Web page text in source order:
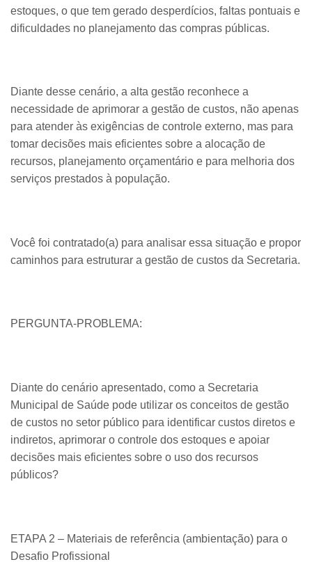
estoques, o que tem gerado desperdícios, faltas pontuais e
dificuldades no planejamento das compras públicas.
Diante desse cenário, a alta gestão reconhece a
necessidade de aprimorar a gestão de custos, não apenas
para atender às exigências de controle externo, mas para
tomar decisões mais eficientes sobre a alocação de
recursos, planejamento orçamentário e para melhoria dos
serviços prestados à população.
Você foi contratado(a) para analisar essa situação e propor
caminhos para estruturar a gestão de custos da Secretaria.
PERGUNTA-PROBLEMA:
Diante do cenário apresentado, como a Secretaria
Municipal de Saúde pode utilizar os conceitos de gestão
de custos no setor público para identificar custos diretos e
indiretos, aprimorar o controle dos estoques e apoiar
decisões mais eficientes sobre o uso dos recursos
públicos?
ETAPA 2 – Materiais de referência (ambientação) para o
Desafio Profissional